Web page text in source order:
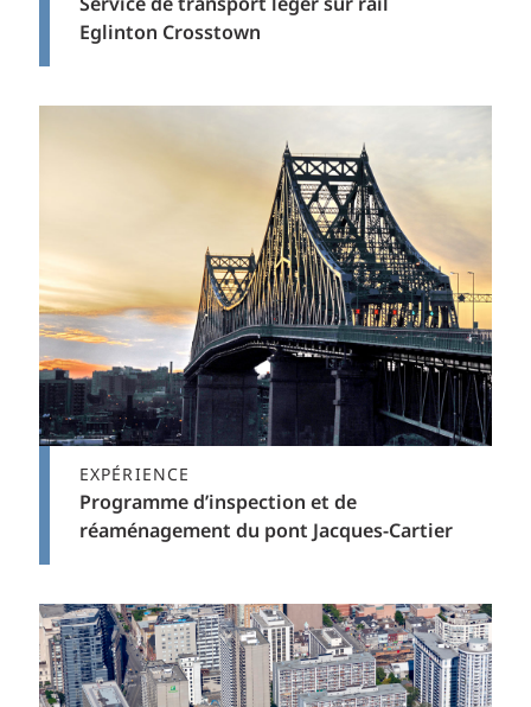
Eglinton Crosstown
EXPÉRIENCE
Programme d’inspection et de
réaménagement du pont Jacques-Cartier